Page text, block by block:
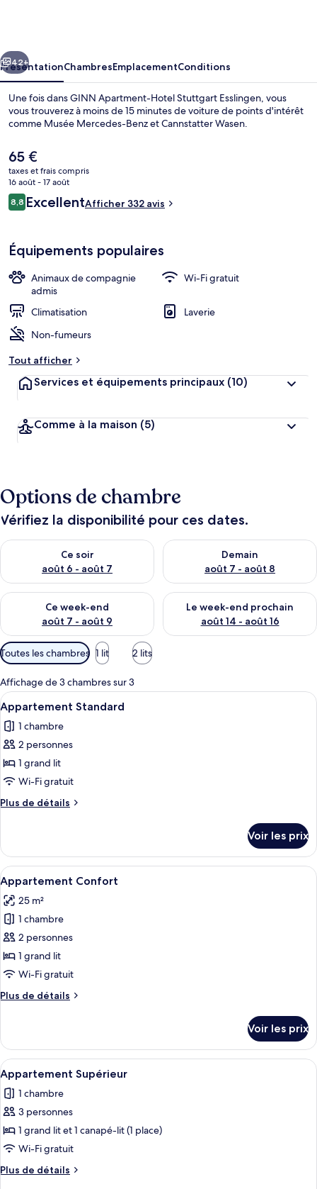
Esslingen
Suivant
42+
PrésentationChambresEmplacementConditions
Une fois dans GINN Apartment-Hotel Stuttgart Esslingen, vous
vous trouverez à moins de 15 minutes de voiture de points d'intérêt
comme Musée Mercedes-Benz et Cannstatter Wasen.
Le
prix
actuel
est
de
65 €
taxes et frais compris
16 août - 17 août
Avis
voyageurs
8,88,8 sur 10
ExcellentAfficher 332 avis
Équipements populaires
Animaux de compagnie
admis
Wi-Fi gratuit
Climatisation
Laverie
Non-fumeurs
Tout afficher
Services et équipements principaux (10)
Comme à la maison (5)
Options de chambre
Vérifiez la disponibilité pour ces dates.
Ce soir
août 6 - août 7
Vérifier la disponibilité pour ce soir août 6 - août 7
Demain
août 7 - août 8
Vérifier la disponibilité pour
Ce week-end
août 7 - août 9
Vérifier la disponibilité pour ce week-end août 7 - août 9
Le week-end prochain
août 14 - août 16
Vérifier la disponibilité pour
Filtres
disponibles
pour
les
chambres
Toutes les chambres 1 lit 2 lits
Affichage de 3 chambres sur 3
Afficher
toutes
les
photos
pour
ce
type
de
Appartement
Standard
Une chambre d’hôtel moderne avec
7
Appartement Standard
1 chambre
2 personnes
1 grand lit
Wi-Fi gratuit
Plus de détails
Plus
le
type
de
chambre
Appartement
Standard
Voir les prix
Afficher
toutes
les
photos
pour
ce
type
chambre :
Une chambre d’hôtel moderne
9
Appartement Confort
25 m²
1 chambre
2 personnes
1 grand lit
Wi-Fi gratuit
Plus de détails
Plus
le
type
de
chambre
Appartement
Confort
Voir les prix
Afficher
toutes
les
photos
pour
ce
type
de
Un espace de vie moderne et
10
Appartement Supérieur
1 chambre
3 personnes
1 grand lit et 1 canapé-lit (1 place)
Wi-Fi gratuit
Plus de détails
Plus